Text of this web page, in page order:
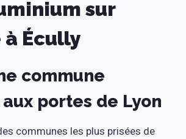
sur
Écully
commune
portes de Lyon
communes les plus prisées de